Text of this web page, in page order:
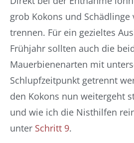
grob Kokons und Schädlinge
trennen. Für ein gezieltes
Frühjahr sollten auch die
Mauerbienenarten mit
Schlupfzeitpunkt getrennt
den Kokons nun weitergeht
und wie ich die Nisthilfen
unter Schritt 9.